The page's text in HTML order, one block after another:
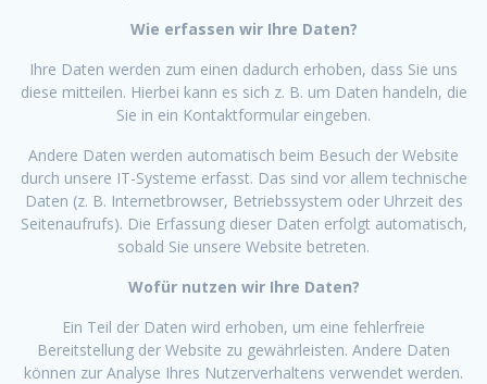
Wie erfassen wir Ihre Daten?
Ihre Daten werden zum einen dadurch erhoben, dass Sie uns
diese mitteilen. Hierbei kann es sich z. B. um Daten handeln, die
Sie in ein Kontaktformular eingeben.
Andere Daten werden automatisch beim Besuch der Website
durch unsere IT-Systeme erfasst. Das sind vor allem technische
Daten (z. B. Internetbrowser, Betriebssystem oder Uhrzeit des
Seitenaufrufs). Die Erfassung dieser Daten erfolgt automatisch,
sobald Sie unsere Website betreten.
Wofür nutzen wir Ihre Daten?
Ein Teil der Daten wird erhoben, um eine fehlerfreie
Bereitstellung der Website zu gewährleisten. Andere Daten
können zur Analyse Ihres Nutzerverhaltens verwendet werden.